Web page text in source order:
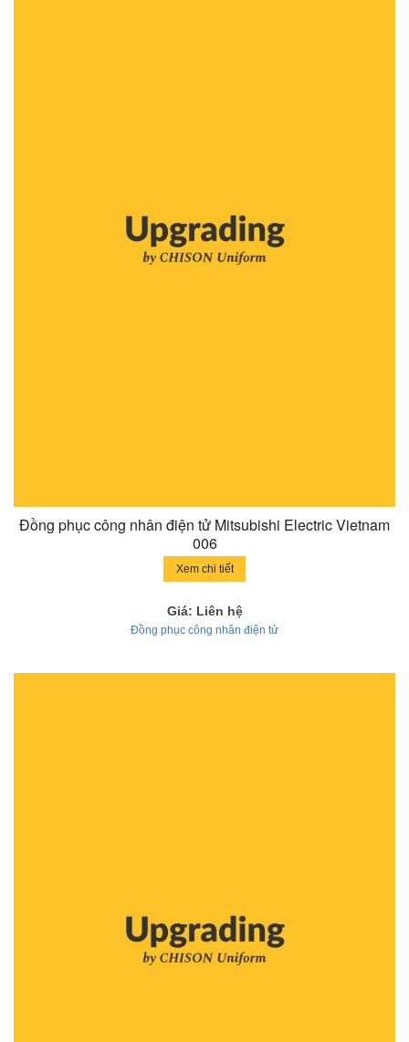
Đồng phục công nhân điện tử Mitsubishi Electric Vietnam
006
Xem chi tiết
Giá: Liên hệ
Đồng phục công nhân điện tử